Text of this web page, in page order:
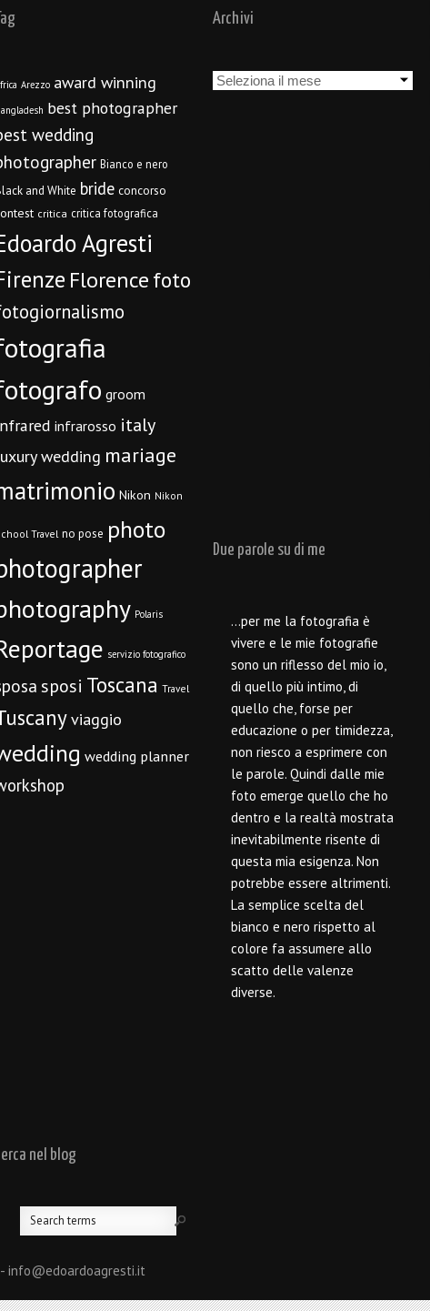
Arezzo award winning
best photographer
wedding
Bianco e nero
and White bride concorso
critica critica fotografica
Agresti
Florencefoto
groom
infrarosso italy
wedding mariage
Nikon Nikon
Travel no pose photo
Polaris
servizio fotografico
sposi Toscana Travel
viaggio
wedding planner
Archivi
Archivi
Due parole su di me
…per me la fotografia è
vivere e le mie fotografie
sono un riflesso del mio io,
di quello più intimo, di
quello che, forse per
educazione o per timidezza,
non riesco a esprimere con
le parole. Quindi dalle mie
foto emerge quello che ho
dentro e la realtà mostrata
inevitabilmente risente di
questa mia esigenza. Non
potrebbe essere altrimenti.
La semplice scelta del
bianco e nero rispetto al
colore fa assumere allo
scatto delle valenze
diverse.
nel blog
info@edoardoagresti.it